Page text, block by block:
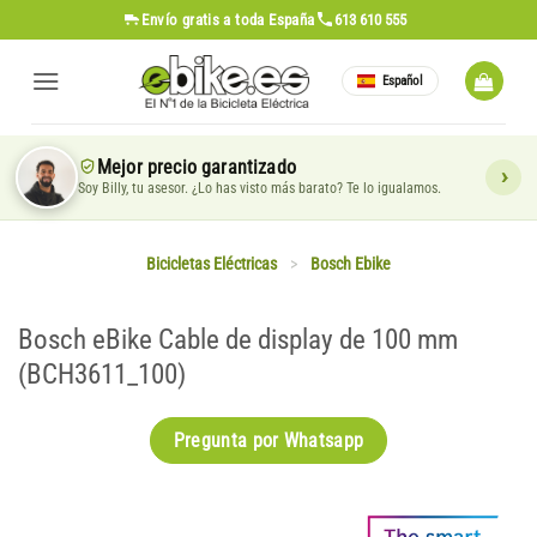
al
contenido
Envío gratis a toda España 613 610 555
Español
Mejor precio garantizado
Soy Billy, tu asesor. ¿Lo has visto más barato? Te lo igualamos.
Bicicletas Eléctricas > Bosch Ebike
Bosch eBike Cable de display de 100 mm
(BCH3611_100)
Pregunta por Whatsapp